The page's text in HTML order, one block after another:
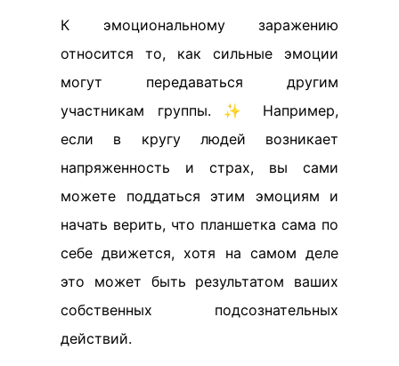
К эмоциональному заражению
относится то, как сильные эмоции
могут передаваться другим
участникам группы. ✨ Например,
если в кругу людей возникает
напряженность и страх, вы сами
можете поддаться этим эмоциям и
начать верить, что планшетка сама по
себе движется, хотя на самом деле
это может быть результатом ваших
собственных подсознательных
действий.